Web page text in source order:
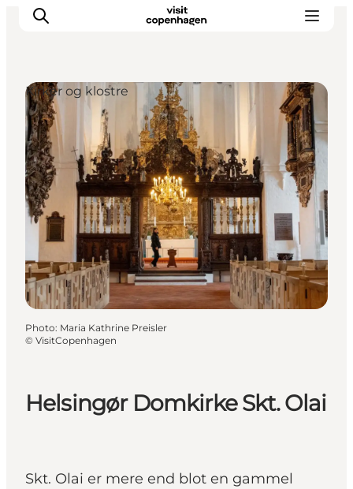
Aktiviteter
Mat och dryck
Planera din resa
Helsingør Domkirke Skt. Olai
Skt. Olai er mere end blot en gammel
Kirker og klostre
Photo: Maria Kathrine Preisler
© VisitCopenhagen